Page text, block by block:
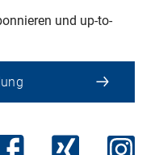
und up-to-